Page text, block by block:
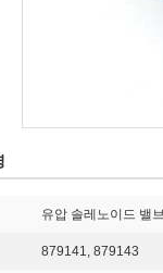
유압 솔레노이드 밸
879141, 879143